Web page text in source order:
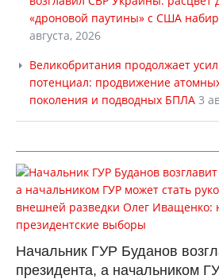
«дроновой паутины» с США
августа, 2026
Великобритания продолжает
потенциал: продвижение
поколения и подводных БПЛА 3
Начальник ГУР Буданов
президента, а начальником